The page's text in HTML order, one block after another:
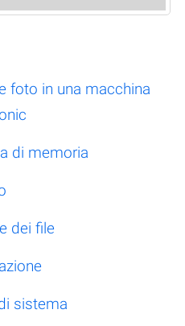
foto in una macchina
di memoria
dei file
sistema